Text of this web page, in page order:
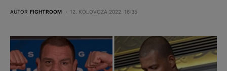
AUTOR FIGHTROOM 12. KOLOVOZA 2022. 16:35